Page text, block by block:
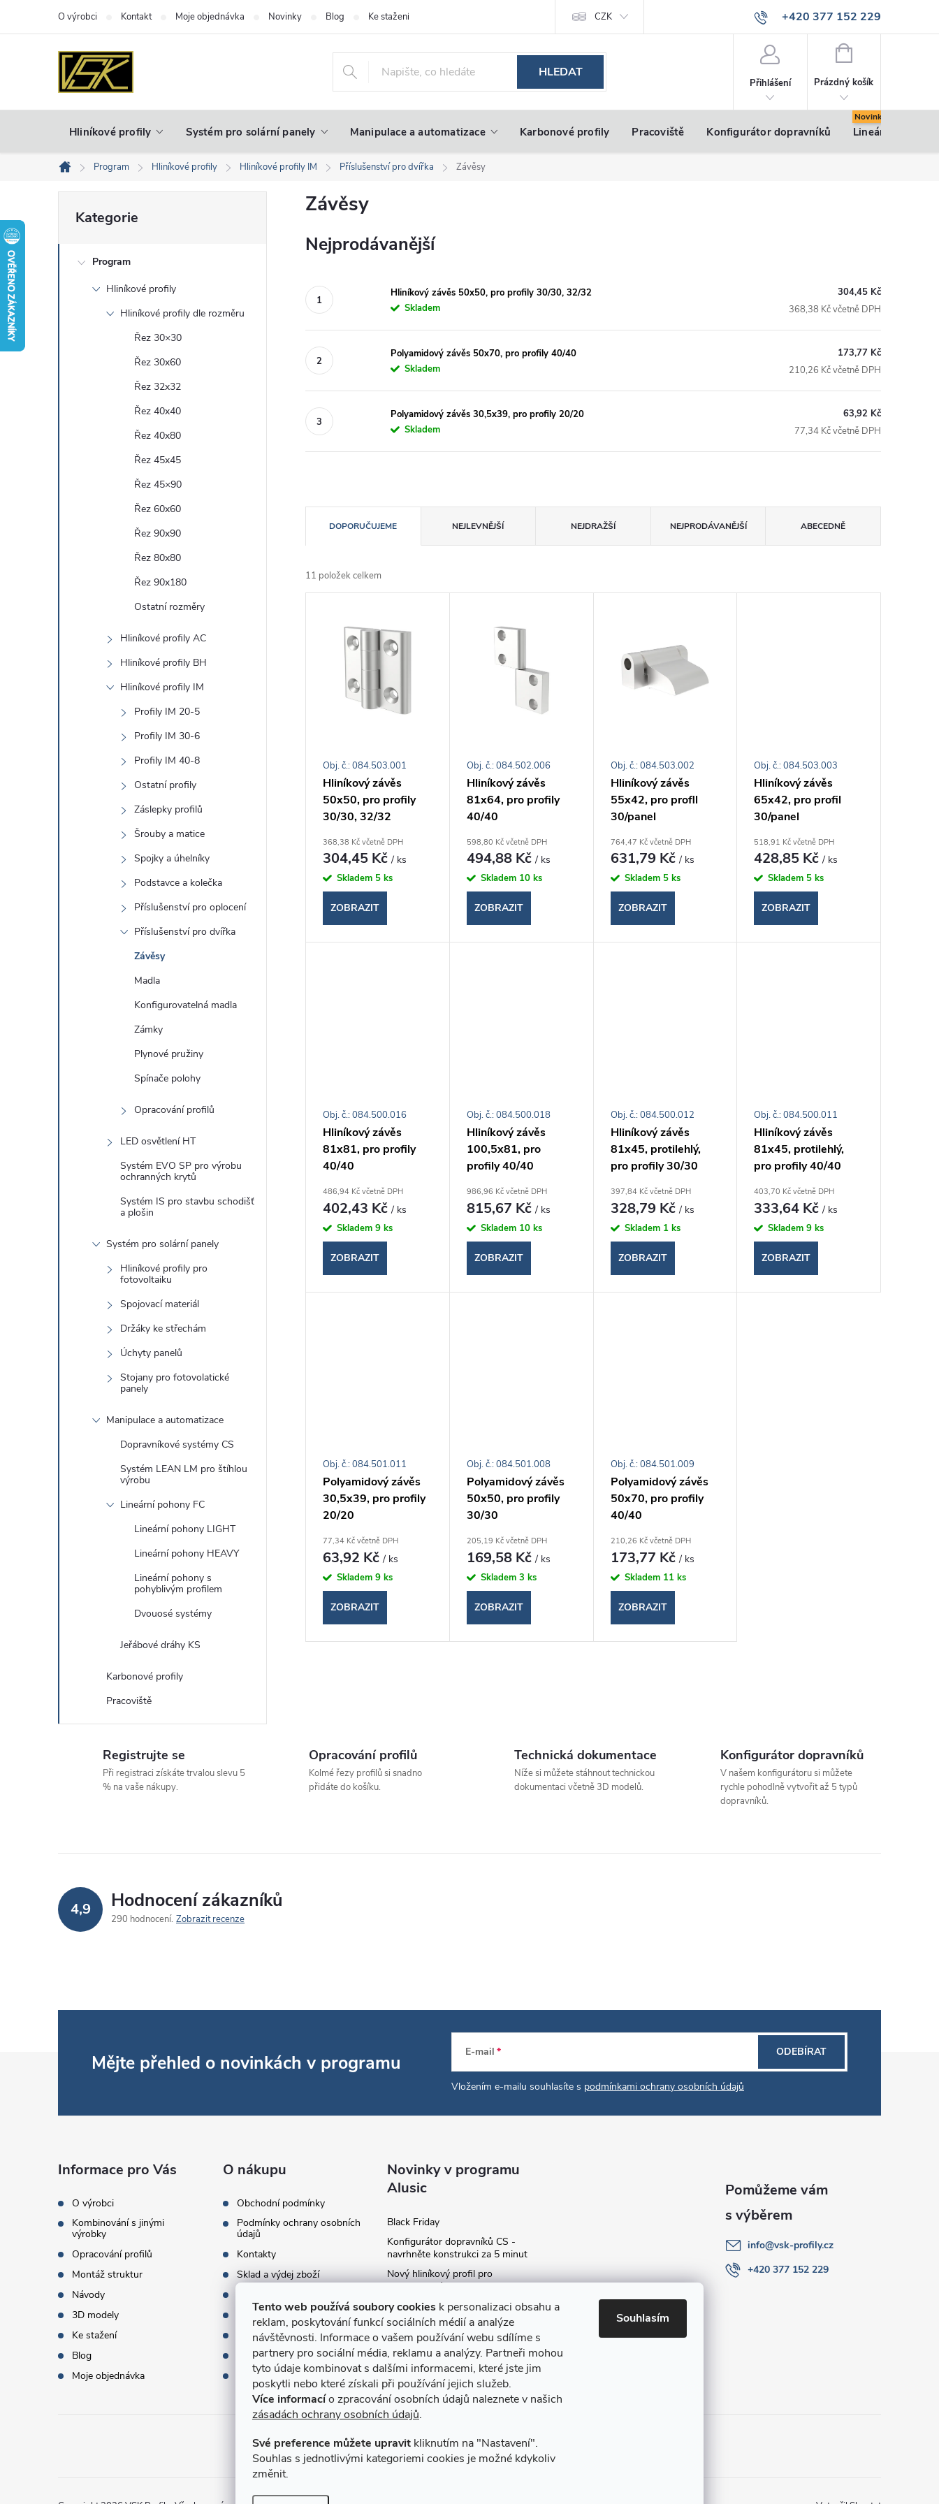
Tento web používá soubory cookies k personalizaci obsahu a
reklam, poskytování funkcí sociálních médií a analýze
návštěvnosti. Informace o vašem používání webu sdílíme s
partnery pro sociální média, reklamu a analýzy. Partneři mohou
tyto údaje kombinovat s dalšími informacemi, které jste jim
poskytli nebo které získali při používání jejich služeb.
Více informacío zpracování osobních údajů naleznete v našich
zásadách ochrany osobních údajů.
Své preference můžete upravit kliknutím na "Nastavení".
Souhlas s jednotlivými kategoriemi cookies je možné kdykoliv
změnit.
Souhlasím
+420 377 152 229
info@vsk-profily.cz
O výrobci Kontakt Moje objednávka Novinky Blog Ke stažení CZK
HLEDAT
Přihlášení
NÁKUPNÍ
Prázdný košík
Hliníkové profily Systém pro solární panely Manipulace a automatizace Karbonové profily Pracoviště Konfigurátor dopravníků Lineární pohony
Domů
Program Hliníkové profily Hliníkové profily IM Příslušenství pro dvířka Závěsy
o
kategorie
Kategorie
Program
Hliníkové profily
Hliníkové profily dle rozměru
Řez 30×30
Řez 30x60
Řez 32x32
Řez 40x40
Řez 40x80
Řez 45x45
Řez 45×90
Řez 60x60
Řez 90x90
Řez 80x80
Řez 90x180
Ostatní rozměry
Hliníkové profily AC
Hliníkové profily BH
Hliníkové profily IM
Profily IM 20-5
Profily IM 30-6
Profily IM 40-8
Ostatní profily
Záslepky profilů
Šrouby a matice
Spojky a úhelníky
Podstavce a kolečka
Příslušenství pro oplocení
Příslušenství pro dvířka
Závěsy
Madla
Konfigurovatelná madla
Zámky
Plynové pružiny
Spínače polohy
Opracování profilů
LED osvětlení HT
Systém EVO SP pro výrobu
ochranných krytů
Systém IS pro stavbu schodišť
a plošin
Systém pro solární panely
Hliníkové profily pro
fotovoltaiku
Spojovací materiál
Držáky ke střechám
Úchyty panelů
Stojany pro fotovolatické
panely
Manipulace a automatizace
Dopravníkové systémy CS
Systém LEAN LM pro štíhlou
výrobu
Lineární pohony FC
Lineární pohony LIGHT
Lineární pohony HEAVY
Lineární pohony s
pohyblivým profilem
Dvouosé systémy
Jeřábové dráhy KS
Karbonové profily
Pracoviště
Závěsy
Nejprodávanější
Hliníkový závěs 50x50, pro profily 30/30, 32/32
Skladem
304,45 Kč
368,38 Kč včetně DPH
Polyamidový závěs 50x70, pro profily 40/40
Skladem
173,77 Kč
210,26 Kč včetně DPH
Polyamidový závěs 30,5x39, pro profily 20/20
Skladem
63,92 Kč
77,34 Kč včetně DPH
a
z
t
DOPORUČUJEME NEJLEVNĚJŠÍ NEJDRAŽŠÍ NEJPRODÁVANĚJŠÍ ABECEDNĚ
11 položek celkem
Hliníkový závěs
50x50, pro profily
30/30, 32/32
368,38 Kč včetně DPH
304,45 Kč/ ks
Skladem 5 ks
ZOBRAZIT
Obj. č.: 084.503.001
Hliníkový závěs
81x64, pro profily
40/40
598,80 Kč včetně DPH
494,88 Kč/ ks
Skladem 10 ks
ZOBRAZIT
Obj. č.: 084.502.006
Hliníkový závěs
55x42, pro profll
30/panel
764,47 Kč včetně DPH
631,79 Kč/ ks
Skladem 5 ks
ZOBRAZIT
Obj. č.: 084.503.002
Hliníkový závěs
65x42, pro profil
30/panel
518,91 Kč včetně DPH
428,85 Kč/ ks
Skladem 5 ks
ZOBRAZIT
Obj. č.: 084.503.003
Hliníkový závěs
81x81, pro profily
40/40
486,94 Kč včetně DPH
402,43 Kč/ ks
Skladem 9 ks
ZOBRAZIT
Obj. č.: 084.500.016
Hliníkový závěs
100,5x81, pro
profily 40/40
986,96 Kč včetně DPH
815,67 Kč/ ks
Skladem 10 ks
ZOBRAZIT
Obj. č.: 084.500.018
Hliníkový závěs
81x45, protilehlý,
pro profily 30/30
397,84 Kč včetně DPH
328,79 Kč/ ks
Skladem 1 ks
ZOBRAZIT
Obj. č.: 084.500.012
Hliníkový závěs
81x45, protilehlý,
pro profily 40/40
403,70 Kč včetně DPH
333,64 Kč/ ks
Skladem9 ks
ZOBRAZIT
Obj. č.: 084.500.011
Polyamidový závěs
30,5x39, pro profily
20/20
77,34 Kč včetně DPH
63,92 Kč/ ks
Skladem 9 ks
ZOBRAZIT
Obj. č.: 084.501.011
Polyamidový závěs
50x50, pro profily
30/30
205,19 Kč včetně DPH
169,58 Kč/ ks
Skladem 3 ks
ZOBRAZIT
Obj. č.: 084.501.008
Polyamidový závěs
50x70, pro profily
40/40
210,26 Kč včetně DPH
173,77 Kč/ ks
Skladem 11 ks
ZOBRAZIT
Obj. č.: 084.501.009
á
d
p
s
Registrujte se
Při registraci získáte trvalou slevu 5
% na vaše nákupy.
Opracování profilů
Kolmé řezy profilů si snadno
přidáte do košíku.
Technická dokumentace
Níže si můžete stáhnout technickou
dokumentaci včetně 3D modelů.
Konfigurátor dopravníků
V našem konfigurátoru si můžete
rychle pohodlně vytvořit až 5 typů
dopravníků.
4,9 Hodnocení zákazníků
290 hodnocení Zobrazit recenze
Mějte přehled o novinkách v programu E-mail
Vložením e-mailu souhlasíte s podmínkami ochrany osobních údajů
ODEBÍRAT
Informace pro Vás
O výrobci
Kombinování s jinými
výrobky
Opracování profilů
Montáž struktur
Návody
3D modely
Ke stažení
Blog
Moje objednávka
O nákupu
Obchodní podmínky
Podmínky ochrany osobních
údajů
Kontakty
Sklad a výdej zboží
Termíny dodání
Doprava a platba
Dárky k objednávce
Slovník pojmů
Novinky v programu
Alusic
Black Friday
Konfigurátor dopravníků CS -
navrhněte konstrukci za 5 minut
Nový hliníkový profil pro
fotovoltaické panely - kvalita za
Moje označení objednávky
Rozšíření produktové série
stojanů SP
Archiv
info@vsk-profily.cz
+420 377 152 229
Přijímáme online platby Způsoby dopravy